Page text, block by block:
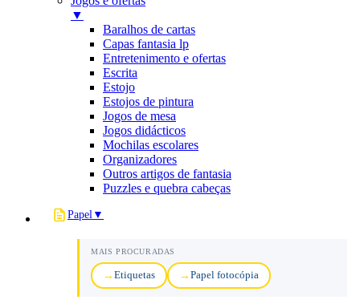
▼
Baralhos de cartas
Capas fantasia lp
Entretenimento e ofertas
Escrita
Estojo
Estojos de pintura
Jogos de mesa
Jogos didácticos
Mochilas escolares
Organizadores
Outros artigos de fantasia
Puzzles e quebra cabeças
Papel ▼
MAIS PROCURADAS
Etiquetas Papel fotocópia